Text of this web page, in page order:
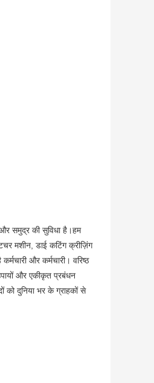
समुद्र की सुविधा है।हम
मशीन, डाई कटिंग क्रीज़िंग
और कर्मचारी। वरिष्ठ
और एकीकृत प्रबंधन
को दुनिया भर के ग्राहकों से